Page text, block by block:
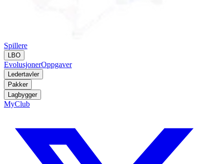
Spillere
LBO
EvolusjonerOppgaver
Ledertavler
Pakker
Lagbygger
MyClub